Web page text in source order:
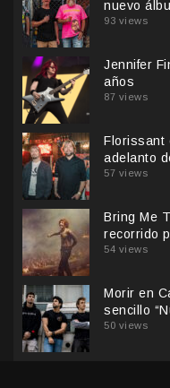
nuevo
93 views
Jennifer
años
87 views
Florissant
adelanto
57 views
Bring Me
recorrido
54 views
Morir en
sencillo
50 views